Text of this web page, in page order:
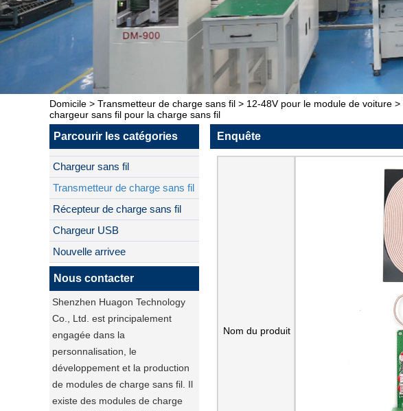
Domicile > Transmetteur de charge sans fil > 12-48V pour le module de voiture >
chargeur sans fil pour la charge sans fil
Parcourir les catégories
Chargeur sans fil
Transmetteur de charge sans fil
Récepteur de charge sans fil
Chargeur USB
Nouvelle arrivee
Nous contacter
Shenzhen Huagon Technology
Co., Ltd. est principalement
engagée dans la
personnalisation, le
développement et la production
de modules de charge sans fil. Il
existe des modules de charge
Enquête
Nom du produit